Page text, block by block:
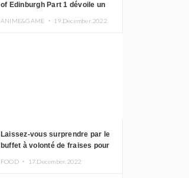
of Edinburgh Part 1 dévoile un
ANIME&GAME ・ 19.December.2022
Laissez-vous surprendre par le
buffet à volonté de fraises pour
FOOD ・ 17.December.2022